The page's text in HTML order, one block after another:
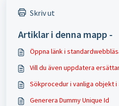
Skriv ut
Artiklar i denna mapp -
Öppna länk i
Vill du även uppdatera
Sökprocedur i vanliga objekt i
Generera Dummy Unique Id